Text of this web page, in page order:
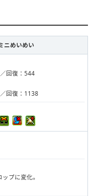
ニめいめい
回復：544
回復：1138
プに変化。